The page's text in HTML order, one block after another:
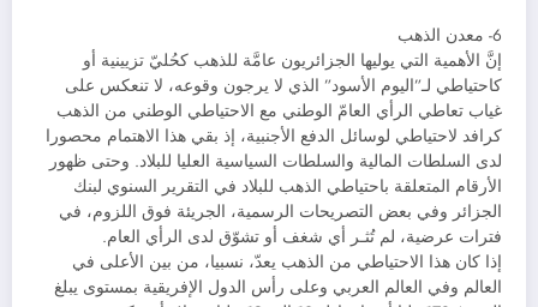
6- معدن الذهب
إنَّ الأهمية التي يوليها الجزائريون عامَّة للذهب كحُليّ تزيينية أو
كاحتياطي لـ”اليوم الأسود” الذي لا يرجون وقوعه، لا تنعكس على
غياب تعاطي الرأي العامّ الوطني مع الاحتياطي الوطني من الذهب
كرافد لاحتياطي لوسائل الدفع الأجنبية، إذ بقي هذا الاهتمام محصورا
لدى السلطات المالية والسلطات السياسية العليا للبلاد. وحتى ظهور
الأرقام المتعلقة باحتياطي الذهب للبلاد في التقرير السنوي لبنك
الجزائر وفي بعض التصريحات الرسمية، الجريئة فوق اللزوم، في
فترات عرضية، لم تُثـر أي شغف أو تشوّق لدى الرأي العام.
إذا كان هذا الاحتياطي من الذهب يعدّ، نسبيا، من بين الأعلى في
العالم وفي العالم العربي وعلى رأس الدول الإفريقية بمستوى يبلغ